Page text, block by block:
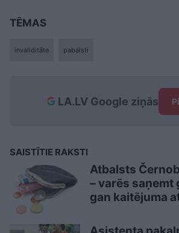
TĒMAS
invaliditāte pabalsti
LA.LV Google ziņās
SAISTĪTIE RAKSTI
Atbalsts
– varēs saņemt
gan kaitējuma